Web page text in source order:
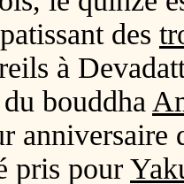
des
à
bouddha
anniversaire
pris pour